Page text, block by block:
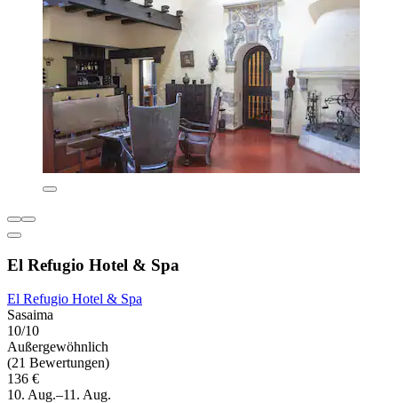
El Refugio Hotel & Spa
El Refugio Hotel & Spa
Sasaima
10/10
Außergewöhnlich
(21 Bewertungen)
136 €
10. Aug.–11. Aug.